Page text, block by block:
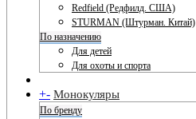
Redfield (Редфилд. США)
STURMAN (Штурман. Китай)
По назначению
Для детей
Для охоты и спорта
+- Монокуляры
По бренду